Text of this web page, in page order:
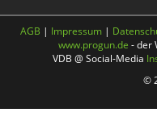
AGB | Impressum |
www.progun.de - der
VDB @ Social-Media
©